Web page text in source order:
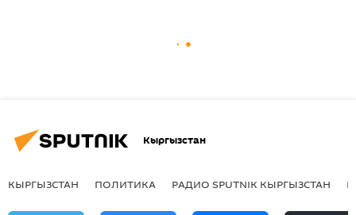
Кыргызстан
КЫРГЫЗСТАН ПОЛИТИКА РАДИО SPUTNIK КЫРГЫЗСТАН